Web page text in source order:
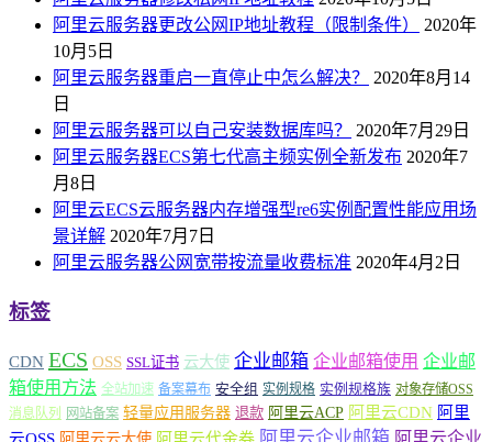
阿里云服务器更改公网IP地址教程（限制条件）
2020年
10月5日
阿里云服务器重启一直停止中怎么解决？
2020年8月14
日
阿里云服务器可以自己安装数据库吗？
2020年7月29日
阿里云服务器ECS第七代高主频实例全新发布 2020年7
月8日
阿里云ECS云服务器内存增强型re6实例配置性能应用场
景详解 2020年7月7日
阿里云服务器公网宽带按流量收费标准 2020年4月2日
标签
CDN ECS OSS SSL证书 云大使 企业邮箱 企业邮箱使用 企业邮
箱使用方法 全站加速 备案幕布 安全组 实例规格 实例规格族 对象存储OSS
消息队列
网站备案 轻量应用服务器 退款 阿里云ACP 阿里云CDN 阿里
云OSS 阿里云云大使 阿里云代金券 阿里云企业邮箱 阿里云企业